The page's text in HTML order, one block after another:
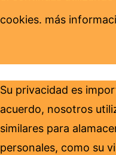
cookies. más
Su privacidad es
acuerdo, nosotros
similares para
personales, como su